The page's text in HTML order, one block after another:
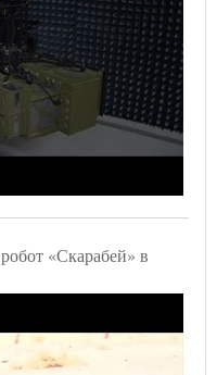
«Скарабей» в